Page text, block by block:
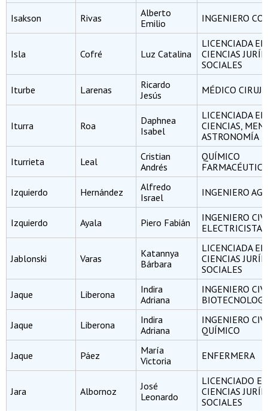
Isakson Rivas
Alberto
Emilio
INGENIERO
Isla Cofré Luz Catalina
LICENCIADA EN
CIENCIAS
SOCIALES
Iturbe Larenas
Ricardo
Jesús
MÉDICO
Iturra Roa
Daphnea
Isabel
LICENCIADA EN
CIENCIAS,
ASTRONOMÍA
Iturrieta Leal
Cristian
Andrés
QUÍMICO
Izquierdo Hernández
Alfredo
Israel
INGENIERO
Izquierdo Ayala Piero Fabián
INGENIERO
ELECTRICISTA
Jablonski Varas
Katannya
Bárbara
LICENCIADA EN
CIENCIAS
SOCIALES
Jaque Liberona
Indira
Adriana
INGENIERO
Jaque Liberona
Indira
Adriana
INGENIERO
QUÍMICO
Jaque Páez
María
Victoria
ENFERMERA
Jara Albornoz
José
Leonardo
LICENCIADO EN
CIENCIAS
SOCIALES